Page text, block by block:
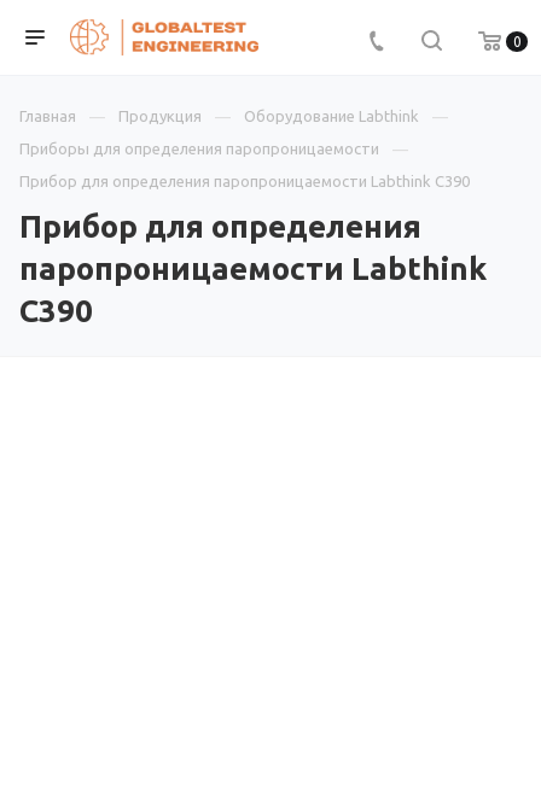
0
Главная Продукция
Оборудование Labthink
Приборы для определения паропроницаемости
Прибор для определения паропроницаемости Labthink C390
Прибор для определения
паропроницаемости Labthink
C390